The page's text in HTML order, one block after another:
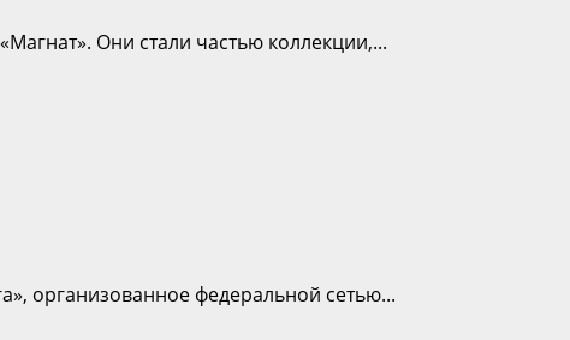
Они стали частью коллекции,...
организованное федеральной сетью...